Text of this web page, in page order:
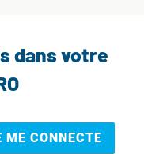
dans votre
CONNECTE